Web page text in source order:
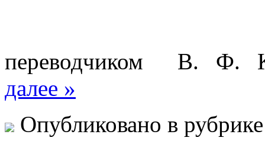
переводчиком В. Ф.
далее »
Опубликовано в